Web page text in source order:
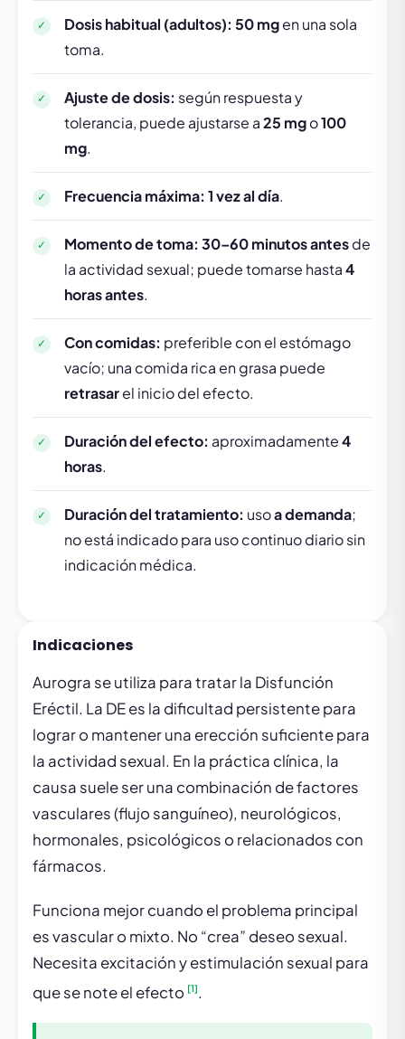
Dosis habitual (adultos): 50 mgen una sola
toma.
Ajuste de dosis: según respuesta y
tolerancia, puede ajustarse a25 mgo100
mg.
Frecuencia máxima: 1 vez al día.
Momento de toma: 30–60 minutos antesde
la actividad sexual; puede tomarse hasta4
horas antes.
Con comidas: preferible con el estómago
vacío; una comida rica en grasa puede
retrasarel inicio del efecto.
Duración del efecto: aproximadamente4
horas.
Duración del tratamiento: usoa demanda;
no está indicado para uso continuo diario sin
indicación médica.
Indicaciones
Aurogra se utiliza para tratar la Disfunción
Eréctil. La DE es la dificultad persistente para
lograr o mantener una erección suficiente para
la actividad sexual. En la práctica clínica, la
causa suele ser una combinación de factores
vasculares (flujo sanguíneo), neurológicos,
hormonales, psicológicos o relacionados con
fármacos.
Funciona mejor cuando el problema principal
es vascular o mixto. No “crea” deseo sexual.
Necesita excitación y estimulación sexual para
que se note el efecto [1]